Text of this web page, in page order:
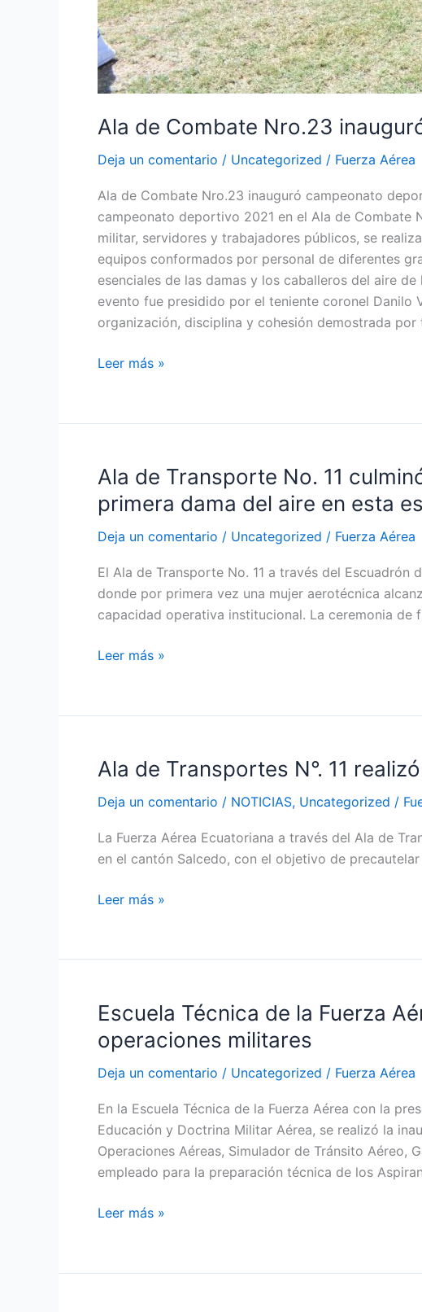
Ala de Combate Nro.23
Deja un comentario / Uncategorized / Fuerza Aérea
Ala de Combate Nro.23 inauguró campeonato
campeonato deportivo 2021 en el Ala de
militar, servidores y trabajadores públicos, se
equipos conformados por personal de diferentes
esenciales de las damas y los caballeros del aire
evento fue presidido por el teniente coronel
organización, disciplina y cohesión demostrada
Leer más »
Ala de Transporte No. 11
primera dama del aire en esta
Deja un comentario / Uncategorized / Fuerza Aérea
El Ala de Transporte No. 11 a través del
donde por primera vez una mujer aerotécnica
capacidad operativa institucional. La ceremonia
Ala
Transporte
No.
culminó
curso
de
instructores
dama
aire
en
esta
Leer más »
Ala de Transportes N°. 11
Deja un comentario / NOTICIAS, Uncategorized /
La Fuerza Aérea Ecuatoriana a través del Ala de
en el cantón Salcedo, con el objetivo de
Ala
Transportes
operaciones
Salcedo
Leer más »
Escuela Técnica de la Fuerza
operaciones militares
Deja un comentario / Uncategorized / Fuerza Aérea
En la Escuela Técnica de la Fuerza Aérea con la
Educación y Doctrina Militar Aérea, se realizó la
Operaciones Aéreas, Simulador de Tránsito Aéreo,
empleado para la preparación técnica de los
Escuela
de
la
Aérea
llevó
a
cabo
de
Leer más »